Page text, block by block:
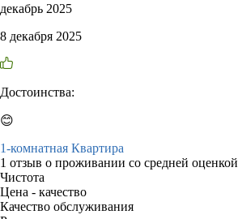
декабрь 2025
8 декабря 2025
Достоинства:
😊
1-комнатная Квартира
1 отзыв о проживании со средней оценкой
Чистота
Цена - качество
Качество обслуживания